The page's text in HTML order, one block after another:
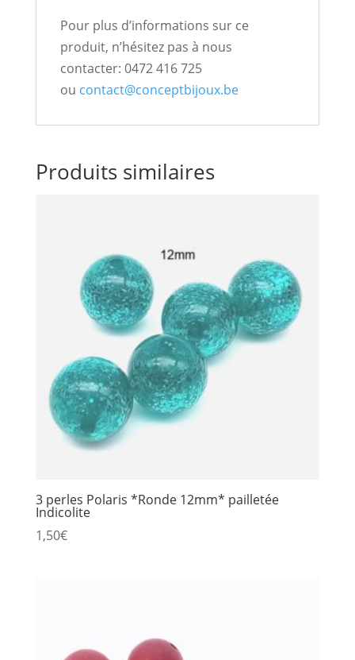
Pour plus d’informations sur ce
produit, n’hésitez pas à nous
contacter: 0472 416 725
ou contact@conceptbijoux.be
Produits similaires
3 perles Polaris *Ronde 12mm* pailletée
Indicolite
1,50€